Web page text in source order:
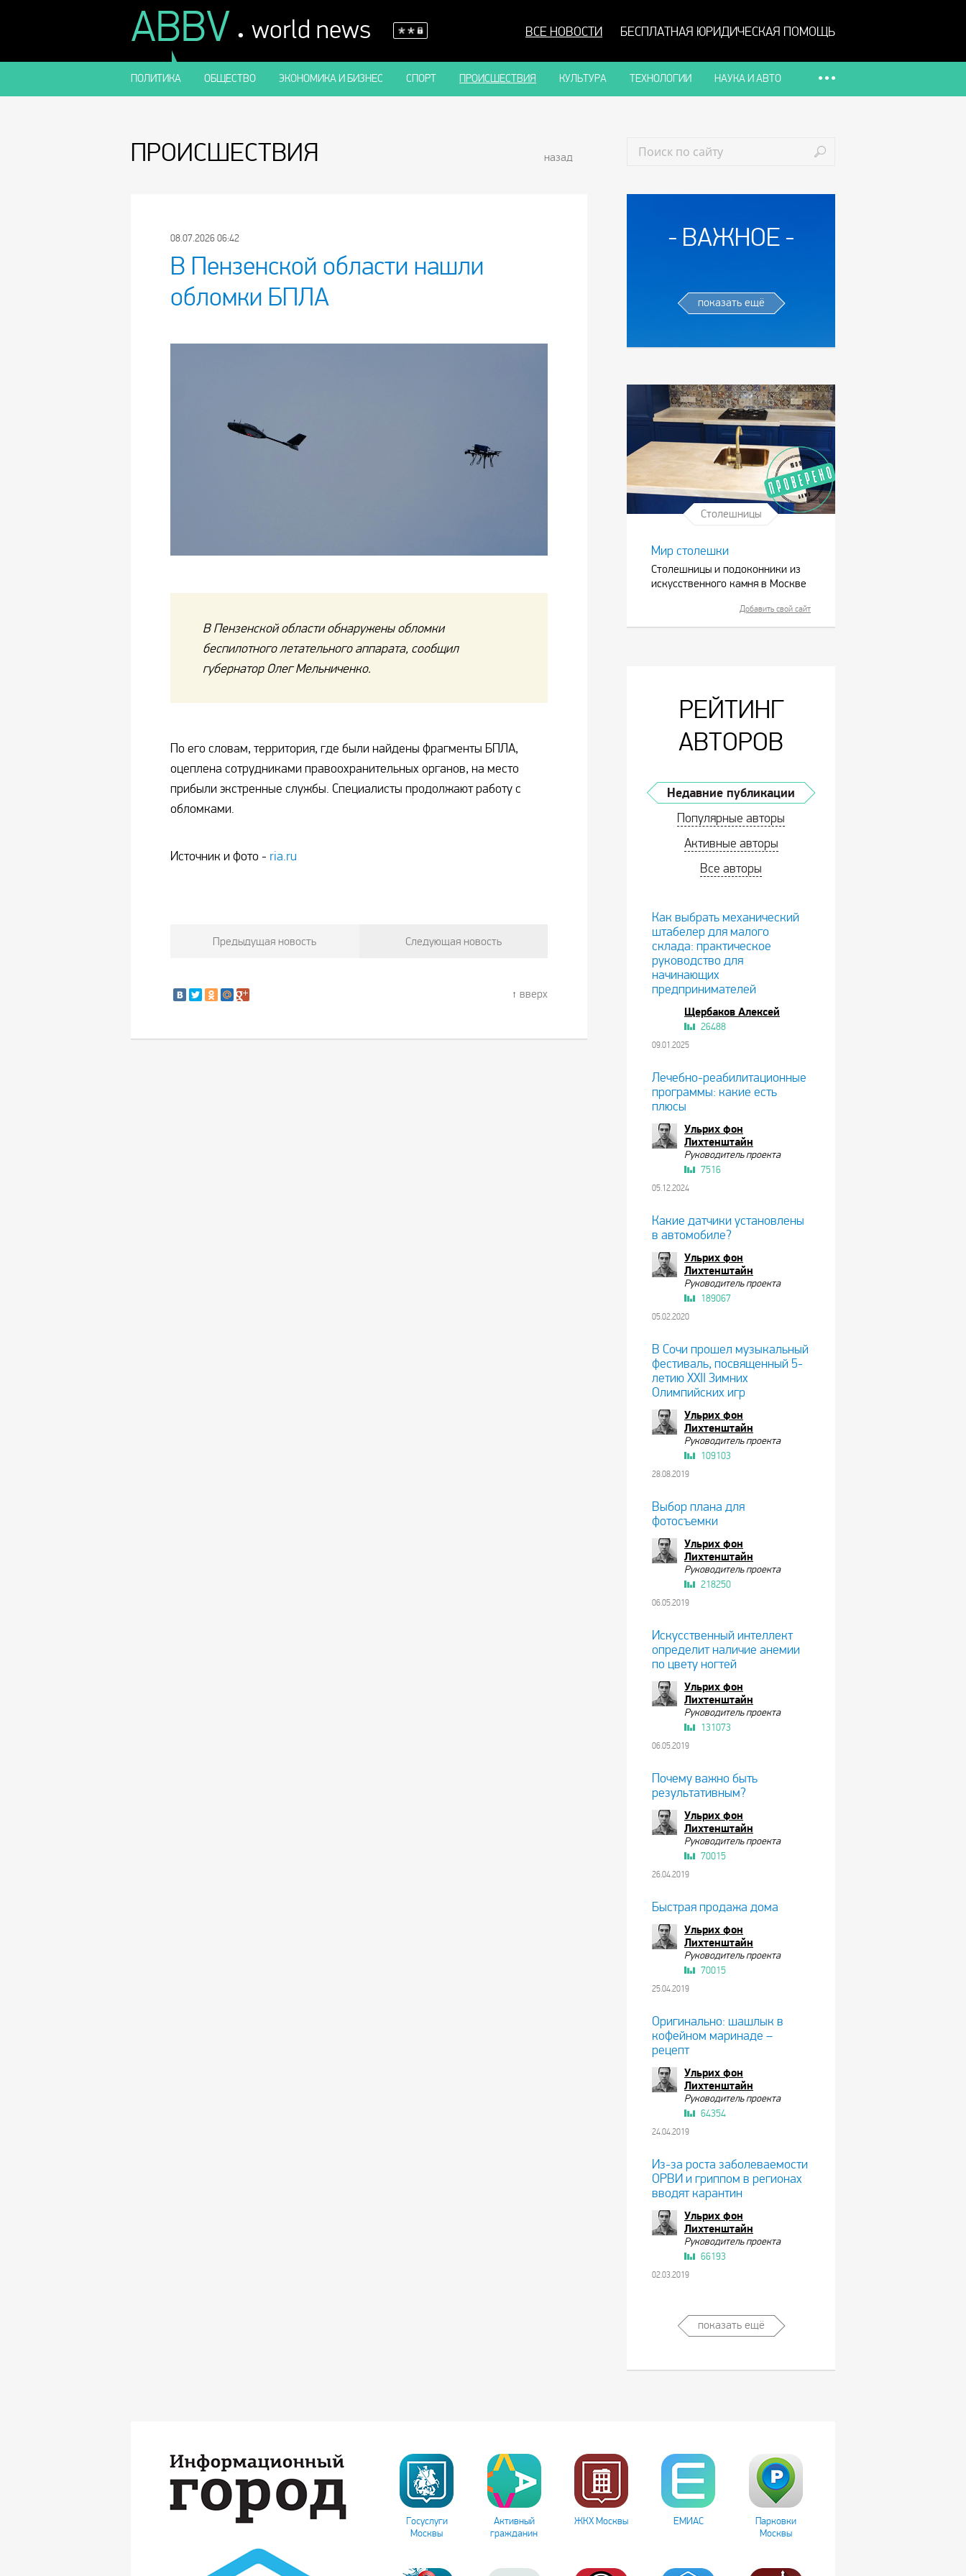
ABBV . world news ВСЕ НОВОСТИ БЕСПЛАТНАЯ ЮРИДИЧЕСКАЯ ПОМОЩЬ
ПОЛИТИКА ОБЩЕСТВО ЭКОНОМИКА И БИЗНЕС СПОРТ ПРОИСШЕСТВИЯ КУЛЬТУРА ТЕХНОЛОГИИ НАУКА И АВТО
ВАЖНОЕ
показать ещё
Столешницы
Мир столешки
Столешницы и подоконники из
искусственного камня в Москве
Добавить свой сайт
РЕЙТИНГ
АВТОРОВ
Недавние публикации
Популярные авторы
Активные авторы
Все авторы
Как выбрать механический
штабелер для малого
склада: практическое
руководство для
начинающих
предпринимателей
Щербаков Алексей
26488
09.01.2025
Лечебно-реабилитационные
программы: какие есть
плюсы
Ульрих фон
Лихтенштайн
Руководитель проекта
7516
05.12.2024
Какие датчики установлены
в автомобиле?
Ульрих фон
Лихтенштайн
Руководитель проекта
189067
05.02.2020
В Сочи прошел музыкальный
фестиваль, посвященный 5-
летию XXII Зимних
Олимпийских игр
Ульрих фон
Лихтенштайн
Руководитель проекта
109103
28.08.2019
Выбор плана для
фотосъемки
Ульрих фон
Лихтенштайн
Руководитель проекта
218250
06.05.2019
Искусственный интеллект
определит наличие анемии
по цвету ногтей
Ульрих фон
Лихтенштайн
Руководитель проекта
131073
06.05.2019
Почему важно быть
результативным?
Ульрих фон
Лихтенштайн
Руководитель проекта
70015
26.04.2019
Быстрая продажа дома
Ульрих фон
Лихтенштайн
Руководитель проекта
70015
25.04.2019
Оригинально: шашлык в
кофейном маринаде –
рецепт
Ульрих фон
Лихтенштайн
Руководитель проекта
64354
24.04.2019
Из-за роста заболеваемости
ОРВИ и гриппом в регионах
вводят карантин
Ульрих фон
Лихтенштайн
Руководитель проекта
66193
02.03.2019
показать ещё
ПРОИСШЕСТВИЯ назад
08.07.2026 06:42
В Пензенской области нашли
обломки БПЛА
В Пензенской области обнаружены обломки
беспилотного летательного аппарата, сообщил
губернатор Олег Мельниченко.
По его словам, территория, где были найдены фрагменты БПЛА,
оцеплена сотрудниками правоохранительных органов, на место
прибыли экстренные службы. Специалисты продолжают работу с
обломками.
Источник и фото - ria.ru
Предыдущая новость Следующая новость
вверх
Госуслуги
Москвы
Активный
гражданин
ЖКХ Москвы ЕМИАС
Парковки
Москвы